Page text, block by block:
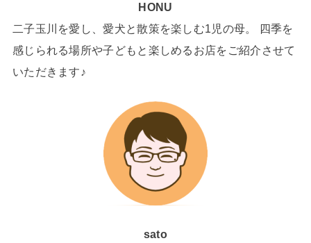
HONU
二子玉川を愛し、愛犬と散策を楽しむ1児の母。 四季を
感じられる場所や子どもと楽しめるお店をご紹介させて
いただきます♪
sato